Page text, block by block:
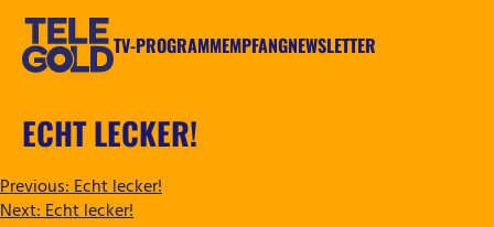
Zum
springen
TV-PROGRAMMEMPFANGNEWSLETTER
ECHT LECKER!
BEITRAGSNAVIGATION
Previous:Echt lecker!
Next:Echt lecker!